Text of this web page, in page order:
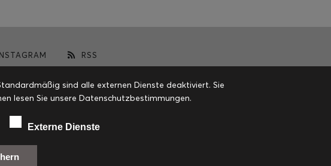
RSS
sind alle externen Dienste deaktiviert. Sie
lesen Sie unsere Datenschutzbestimmungen.
Externe Dienste